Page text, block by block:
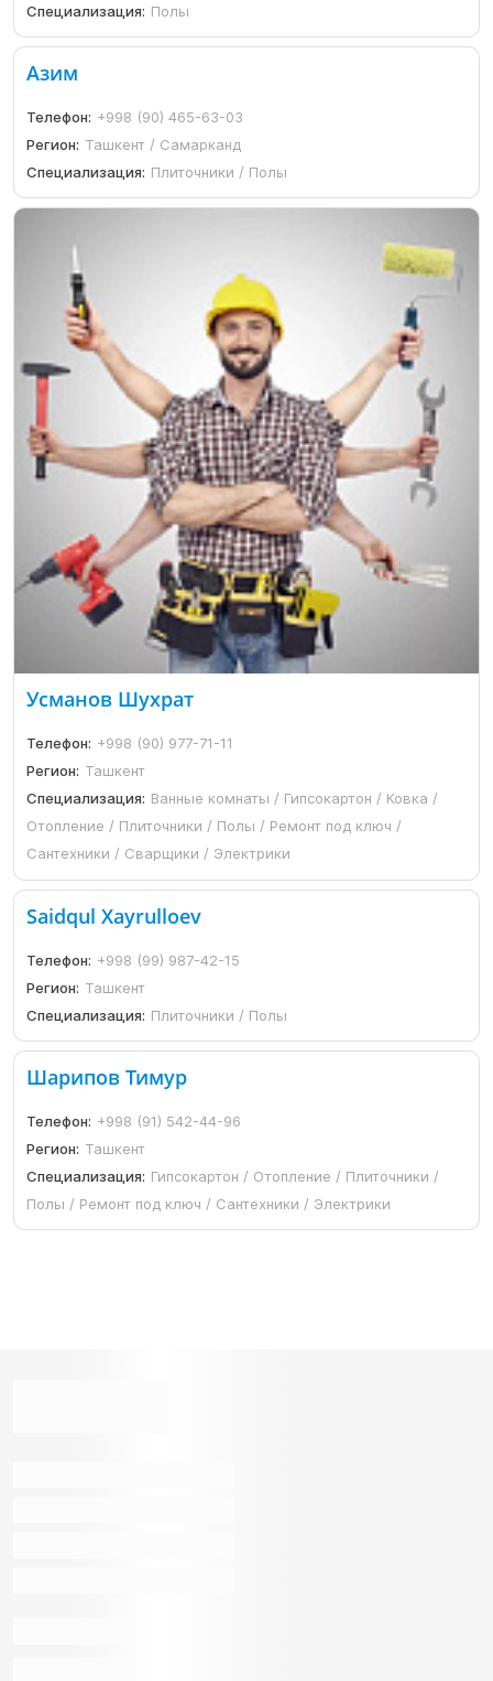
Специализация: Полы
Азим
Телефон: +998 (90) 465-63-03
Регион: Ташкент / Самарканд
Специализация: Плиточники / Полы
Усманов Шухрат
Телефон: +998 (90) 977-71-11
Регион: Ташкент
Специализация: Ванные комнаты / Гипсокартон / Ковка /
Отопление / Плиточники / Полы / Ремонт под ключ /
Сантехники / Сварщики / Электрики
Saidqul Xayrulloev
Телефон: +998 (99) 987-42-15
Регион: Ташкент
Специализация: Плиточники / Полы
Шарипов Тимур
Телефон: +998 (91) 542-44-96
Регион: Ташкент
Специализация: Гипсокартон / Отопление / Плиточники /
Полы / Ремонт под ключ / Сантехники / Электрики